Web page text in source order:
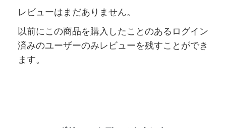
レビューはまだありません。
以前にこの商品を購入したことのあるログイン
済みのユーザーのみレビューを残すことができ
ます。